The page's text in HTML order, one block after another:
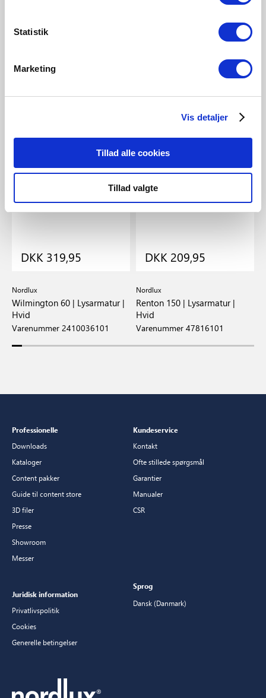
Statistik
Marketing
Vis detaljer
Tillad alle cookies
Tillad valgte
Relaterede produkter
DKK 319,95
Nordlux
Wilmington 60 | Lysarmatur |
Hvid
Varenummer 2410036101
DKK 209,95
Nordlux
Renton 150 | Lysarmatur |
Hvid
Varenummer 47816101
Professionelle
Downloads
Kataloger
Content pakker
Guide til content store
3D filer
Presse
Showroom
Messer
Kundeservice
Kontakt
Ofte stillede spørgsmål
Garantier
Manualer
CSR
Juridisk information
Privatlivspolitik
Cookies
Generelle betingelser
Sprog
Dansk (Danmark)